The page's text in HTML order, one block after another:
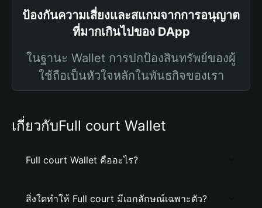
ป้องกันความเสี่ยงและสแกมจากการอนุญาต
ที่มากเกินไปของ DApp
ในฐานะ Wallet การปกป้องสินทรัพย์ของผู้
ใช้ถือเป็นหัวใจหลักในพันธกิจของเรา
เกี่ยวกับFull court Wallet
Full court Wallet คืออะไร?
สิ่งใดทำให้ Full court มีเอกลักษณ์เฉพาะตัว?